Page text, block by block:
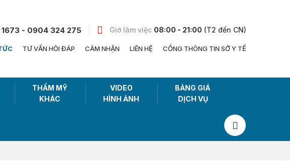
- 0904 324 275 Giờ làm việc 08:00 - 21:00 (T2 đến CN)
TƯ VẤN HỎI ĐÁP CẢM NHẬN LIÊN HỆ CỔNG THÔNG TIN SỞ Y TẾ
THẨM MỸ
KHÁC
VIDEO
HÌNH ẢNH
BẢNG GIÁ
DỊCH VỤ